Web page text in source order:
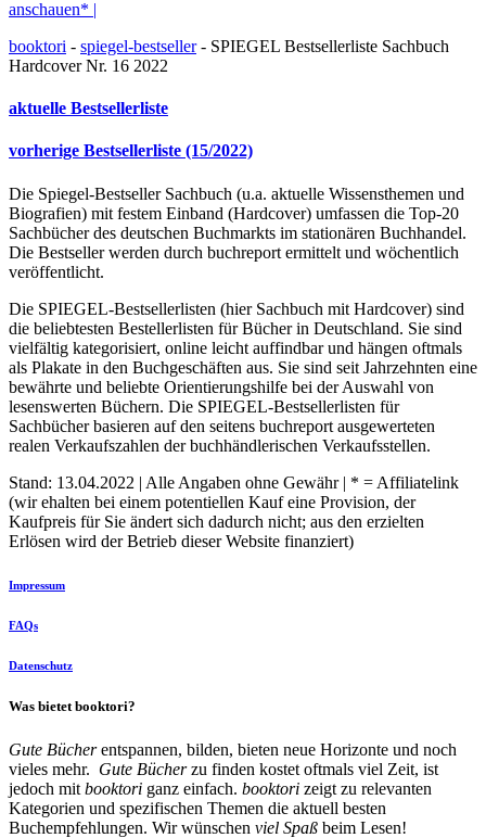
anschauen* |
booktori - spiegel-bestseller- SPIEGEL Bestsellerliste Sachbuch
Hardcover Nr. 16 2022
aktuelle Bestsellerliste
vorherige Bestsellerliste (15/2022)
Die Spiegel-Bestseller Sachbuch (u.a. aktuelle Wissensthemen und
Biografien) mit festem Einband (Hardcover) umfassen die Top-20
Sachbücher des deutschen Buchmarkts im stationären Buchhandel.
Die Bestseller werden durch buchreport ermittelt und wöchentlich
veröffentlicht.
Die SPIEGEL-Bestsellerlisten (hier Sachbuch mit Hardcover) sind
die beliebtesten Bestellerlisten für Bücher in Deutschland. Sie sind
vielfältig kategorisiert, online leicht auffindbar und hängen oftmals
als Plakate in den Buchgeschäften aus. Sie sind seit Jahrzehnten eine
bewährte und beliebte Orientierungshilfe bei der Auswahl von
lesenswerten Büchern. Die SPIEGEL-Bestsellerlisten für
Sachbücher basieren auf den seitens buchreport ausgewerteten
realen Verkaufszahlen der buchhändlerischen Verkaufsstellen.
Stand: 13.04.2022 | Alle Angaben ohne Gewähr | * = Affiliatelink
(wir ehalten bei einem potentiellen Kauf eine Provision, der
Kaufpreis für Sie ändert sich dadurch nicht; aus den erzielten
Erlösen wird der Betrieb dieser Website finanziert)
Impressum
FAQs
Datenschutz
Was bietet booktori?
Gute Bücherentspannen, bilden, bieten neue Horizonte und noch
vieles mehr. Gute Bücherzu finden kostet oftmals viel Zeit, ist
jedoch mit booktori ganz einfach. booktori zeigt zu relevanten
Kategorien und spezifischen Themen die aktuell besten
Buchempfehlungen. Wir wünschen viel Spaß beim Lesen!